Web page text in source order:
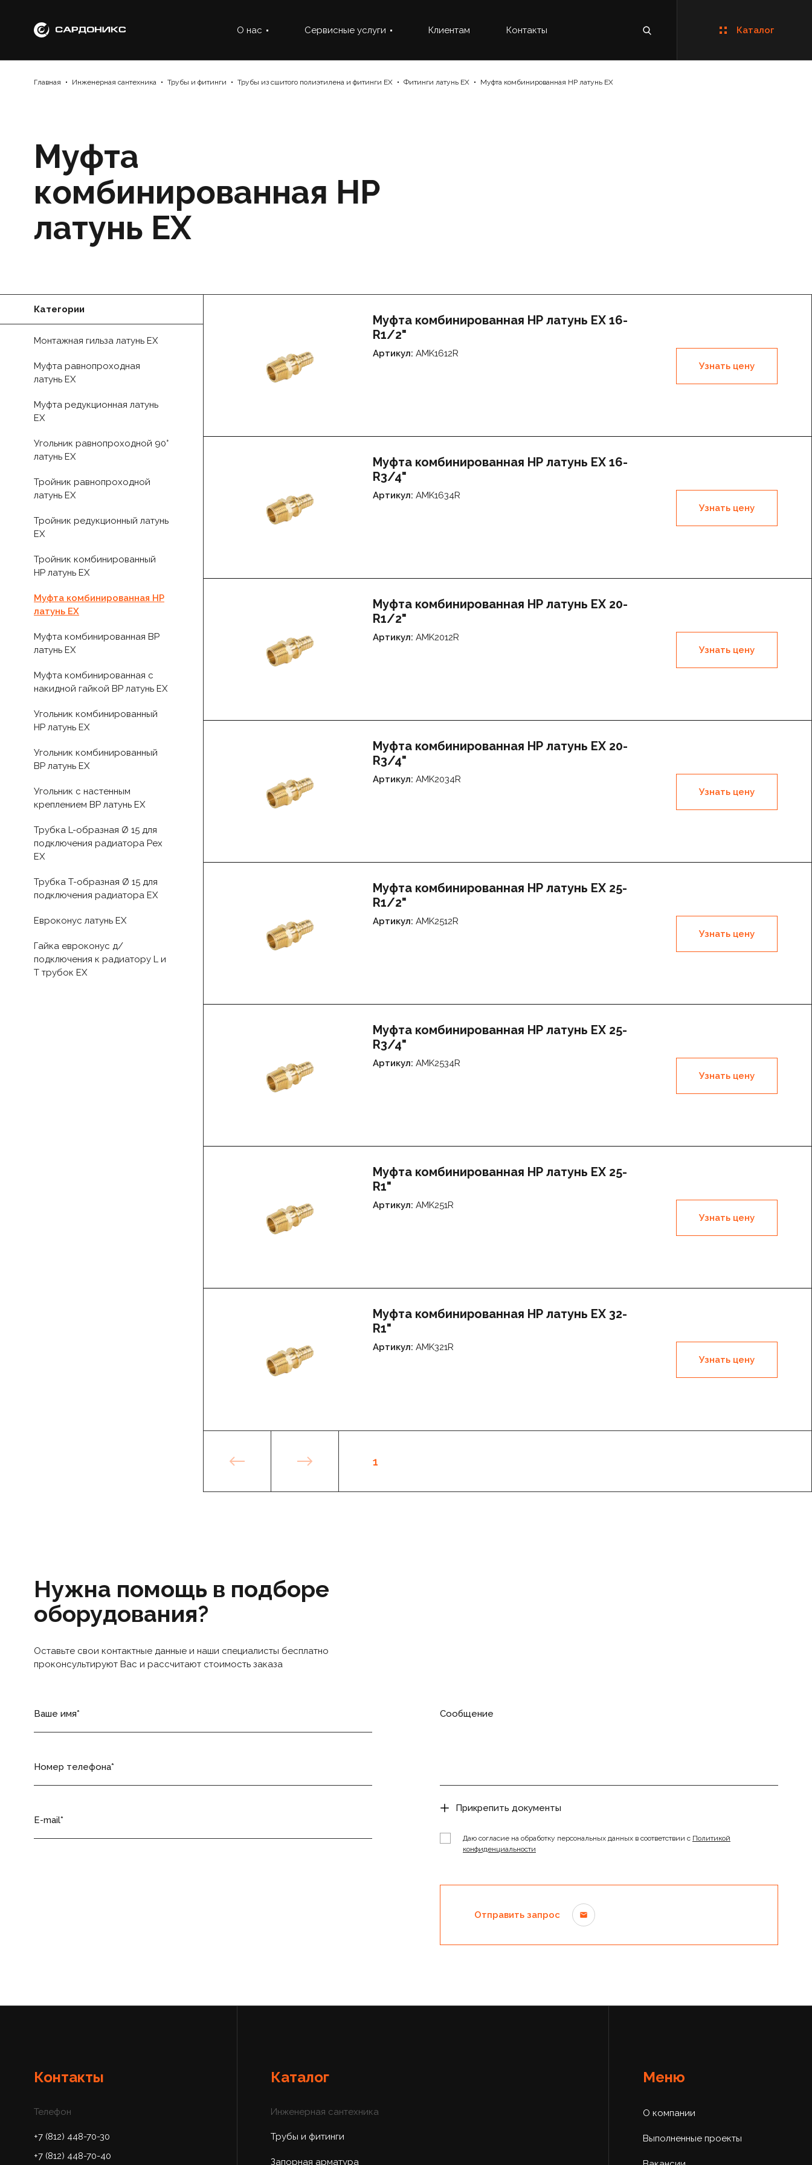
Каталог
О нас Сервисные услуги Клиентам Контакты
Главная Инженерная сантехника Трубы и фитинги Трубы из сшитого полиэтилена и фитинги EX Фитинги латунь EX Муфта комбинированная НР латунь EX
Муфта
комбинированная НР
латунь EX
Категории
Монтажная гильза латунь EX
Муфта равнопроходная
латунь EX
Муфта редукционная латунь
EX
Угольник равнопроходной 90°
латунь EX
Тройник равнопроходной
латунь EX
Тройник редукционный латунь
EX
Тройник комбинированный
НР латунь EX
Муфта комбинированная НР
латунь EX
Муфта комбинированная ВР
латунь EX
Муфта комбинированная с
накидной гайкой ВР латунь EX
Угольник комбинированный
НР латунь EX
Угольник комбинированный
ВР латунь EX
Угольник с настенным
креплением ВР латунь EX
Трубка L-образная Ø 15 для
подключения радиатора Pex
EX
Трубка T-образная Ø 15 для
подключения радиатора EX
Евроконус латунь EX
Гайка евроконус д/
подключения к радиатору L и
T трубок EX
Муфта комбинированная НР латунь EX 16-
R1/2"
Артикул: AMK1612R
Узнать цену
Муфта комбинированная НР латунь EX 16-
R3/4"
Артикул: AMK1634R
Узнать цену
Муфта комбинированная НР латунь EX 20-
R1/2"
Артикул: AMK2012R
Узнать цену
Муфта комбинированная НР латунь EX 20-
R3/4"
Артикул: AMK2034R
Узнать цену
Муфта комбинированная НР латунь EX 25-
R1/2"
Артикул: AMK2512R
Узнать цену
Муфта комбинированная НР латунь EX 25-
R3/4"
Артикул: AMK2534R
Узнать цену
Муфта комбинированная НР латунь EX 25-
R1"
Артикул: AMK251R
Узнать цену
Муфта комбинированная НР латунь EX 32-
R1"
Артикул: AMK321R
Узнать цену
1
Нужна помощь в подборе
оборудования?
Оставьте свои контактные данные и наши специалисты бесплатно
проконсультируют Вас и рассчитают стоимость заказа
Ваше имя
Номер телефона
E-mail
Сообщение
Прикрепить документы
Даю согласие на обработку персональных данных в соответствии с Политикой
конфиденциальности
Отправить запрос
Контакты
Телефон
+7 (812) 448-70-30
+7 (812) 448-70-40
Каталог
Инженерная сантехника
Трубы и фитинги
Запорная арматура
Меню
О компании
Выполненные проекты